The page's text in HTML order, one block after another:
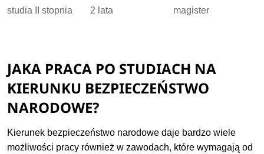
studia II stopnia 2 lata magister
JAKA PRACA PO STUDIACH NA
KIERUNKU BEZPIECZEŃSTWO
NARODOWE?
Kierunek bezpieczeństwo narodowe daje bardzo wiele
możliwości pracy również w zawodach, które wymagają od